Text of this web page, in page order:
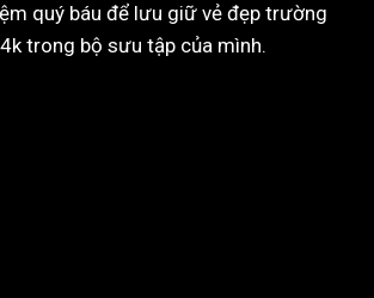
quý báu để lưu giữ vẻ đẹp trường
trong bộ sưu tập của mình.